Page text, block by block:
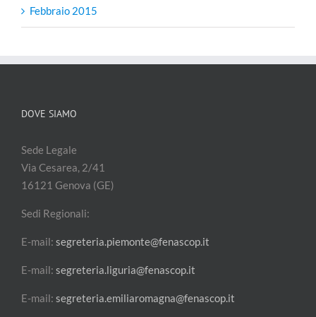
Febbraio 2015
DOVE SIAMO
Sede Legale
Via Cesarea, 2/41
16121 Genova (GE)
Sedi Regionali:
E-mail: segreteria.piemonte@fenascop.it
E-mail: segreteria.liguria@fenascop.it
E-mail: segreteria.emiliaromagna@fenascop.it